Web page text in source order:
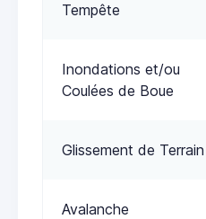
Tempête
Inondations et/ou
Coulées de Boue
Glissement de Terrain
Avalanche